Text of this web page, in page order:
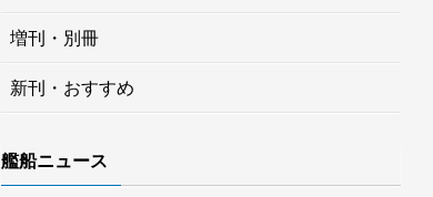
増刊・別冊
新刊・おすすめ
艦船ニュース